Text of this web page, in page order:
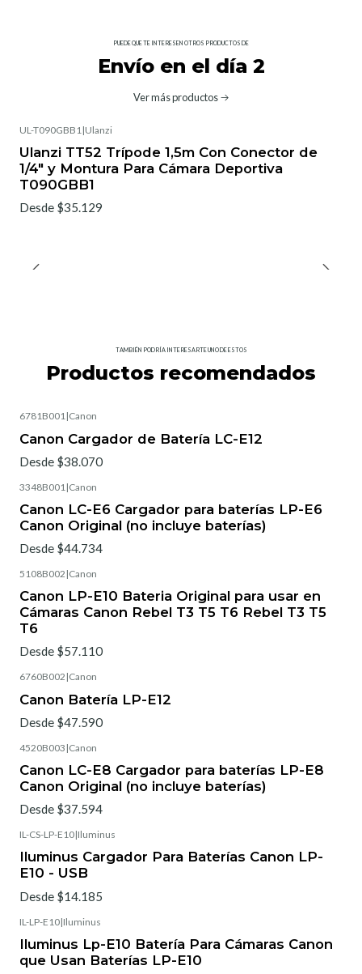
PUEDE QUE TE INTERESEN OTROS PRODUCTOS DE
Envío en el día 2
Ver más productos
UL-T090GBB1 |Ulanzi
Ulanzi TT52 Trípode 1,5m Con Conector de
1/4" y Montura Para Cámara Deportiva
T090GBB1
Desde $35.129
TAMBIÉN PODRÍA INTERESARTE UNO DE ESTOS
Productos recomendados
6781B001|Canon
Canon Cargador de Batería LC-E12
Desde $38.070
3348B001 |Canon
Canon LC-E6 Cargador para baterías LP-E6
Canon Original (no incluye baterías)
Desde $44.734
5108B002 |Canon
Canon LP-E10 Bateria Original para usar en
Cámaras Canon Rebel T3 T5 T6 Rebel T3 T5
T6
Desde $57.110
6760B002 |Canon
Canon Batería LP-E12
Desde $47.590
4520B003 |Canon
Canon LC-E8 Cargador para baterías LP-E8
Canon Original (no incluye baterías)
Desde $37.594
IL-CS-LP-E10|Iluminus
Iluminus Cargador Para Baterías Canon LP-
E10 - USB
Desde $14.185
IL-LP-E10|Iluminus
Iluminus Lp-E10 Batería Para Cámaras Canon
que Usan Baterías LP-E10